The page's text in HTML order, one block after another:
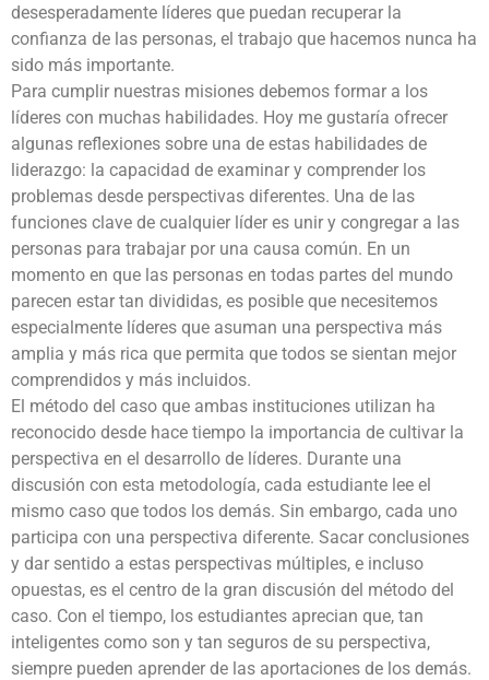
desesperadamente líderes que puedan recuperar la
confianza de las personas, el trabajo que hacemos nunca ha
sido más importante.
Para cumplir nuestras misiones debemos formar a los
líderes con muchas habilidades. Hoy me gustaría ofrecer
algunas reflexiones sobre una de estas habilidades de
liderazgo: la capacidad de examinar y comprender los
problemas desde perspectivas diferentes. Una de las
funciones clave de cualquier líder es unir y congregar a las
personas para trabajar por una causa común. En un
momento en que las personas en todas partes del mundo
parecen estar tan divididas, es posible que necesitemos
especialmente líderes que asuman una perspectiva más
amplia y más rica que permita que todos se sientan mejor
comprendidos y más incluidos.
El método del caso que ambas instituciones utilizan ha
reconocido desde hace tiempo la importancia de cultivar la
perspectiva en el desarrollo de líderes. Durante una
discusión con esta metodología, cada estudiante lee el
mismo caso que todos los demás. Sin embargo, cada uno
participa con una perspectiva diferente. Sacar conclusiones
y dar sentido a estas perspectivas múltiples, e incluso
opuestas, es el centro de la gran discusión del método del
caso. Con el tiempo, los estudiantes aprecian que, tan
inteligentes como son y tan seguros de su perspectiva,
siempre pueden aprender de las aportaciones de los demás.